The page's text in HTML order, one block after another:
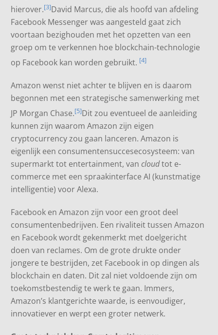
hierover.[3]David Marcus, die als hoofd van afdeling
Facebook Messenger was aangesteld gaat zich
voortaan bezighouden met het opzetten van een
groep om te verkennen hoe blockchain-technologie
op Facebook kan worden gebruikt. [4]
Amazon wenst niet achter te blijven en is daarom
begonnen met een strategische samenwerking met
JP Morgan Chase.[5]Dit zou eventueel de aanleiding
kunnen zijn waarom Amazon zijn eigen
cryptocurrency zou gaan lanceren. Amazon is
eigenlijk een consumentensuccesecosysteem: van
supermarkt tot entertainment, vancloudtot e-
commerce met een spraakinterface AI (kunstmatige
intelligentie) voor Alexa.
Facebook en Amazon zijn voor een groot deel
consumentenbedrijven. Een rivaliteit tussen Amazon
en Facebook wordt gekenmerkt met doelgericht
doen van reclames. Om de grote drukte onder
jongere te bestrijden, zet Facebook in op dingen als
blockchain en daten. Dit zal niet voldoende zijn om
toekomstbestendig te werk te gaan. Immers,
Amazon’s klantgerichte waarde, is eenvoudiger,
innovatiever en werpt een groter netwerk.